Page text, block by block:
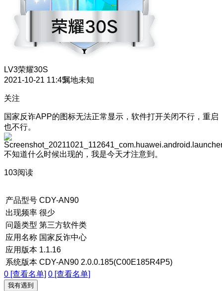
LV3荣耀30S
2021-10-21 11:45属地未知
关注
国家反诈APP的图标无法正常显示，软件打开关闭不行，重启
也不行。
不知道什么时候出现的，我是今天才注意到。
103阅读
产品型号 CDY-AN90
出现频率 很少
问题类型 第三方软件类
应用名称 国家反诈中心
应用版本 1.1.16
系统版本 CDY-AN90 2.0.0.185(C00E185R4P5)
0 [查看名单] 0 [查看名单]
我有遇到